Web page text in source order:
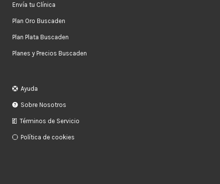
Envía tu Clínica
Plan Oro Buscaden
Plan Plata Buscaden
Planes y Precios Buscaden
Ayuda
Sobre Nosotros
Términos de Servicio
Política de cookies